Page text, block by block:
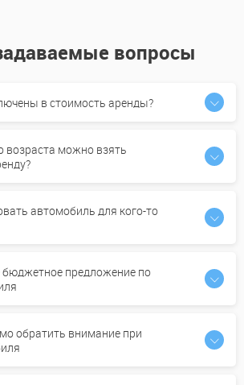
вопросы
в стоимость аренды?
возраста можно взять
автомобиль для кого-то
бюджетное предложение по
обратить внимание при